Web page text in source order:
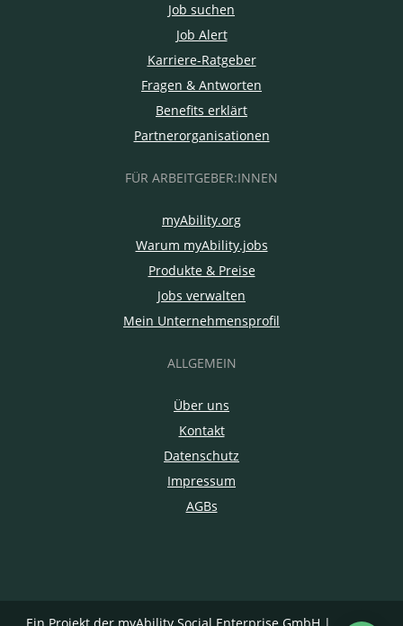
Job suchen
Job Alert
Karriere-Ratgeber
Fragen & Antworten
Benefits erklärt
Partnerorganisationen
FÜR ARBEITGEBER:INNEN
myAbility.org
Warum myAbility.jobs
Produkte & Preise
Jobs verwalten
Mein Unternehmensprofil
ALLGEMEIN
Über uns
Kontakt
Datenschutz
Impressum
AGBs
Ein Projekt der myAbility Social Enterprise GmbH |